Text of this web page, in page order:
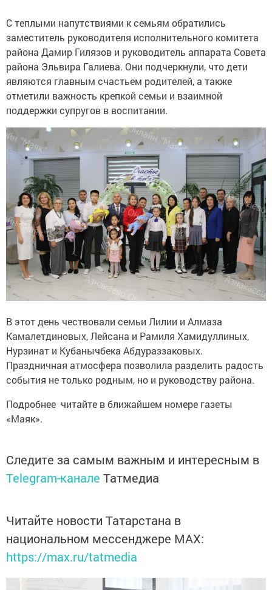
С теплыми напутствиями к семьям обратились
заместитель руководителя исполнительного комитета
района Дамир Гилязов и руководитель аппарата Совета
района Эльвира Галиева. Они подчеркнули, что дети
являются главным счастьем родителей, а также
отметили важность крепкой семьи и взаимной
поддержки супругов в воспитании.
В этот день чествовали семьи Лилии и Алмаза
Камалетдиновых, Лейсана и Рамиля Хамидуллиных,
Нурзинат и Кубанычбека Абдураззаковых.
Праздничная атмосфера позволила разделить радость
события не только родным, но и руководству района.
Подробнее читайте в ближайшем номере газеты
«Маяк».
Следите за самым важным и интересным в
Telegram-канале Татмедиа
Читайте новости Татарстана в
национальном мессенджере MАХ:
https://max.ru/tatmedia